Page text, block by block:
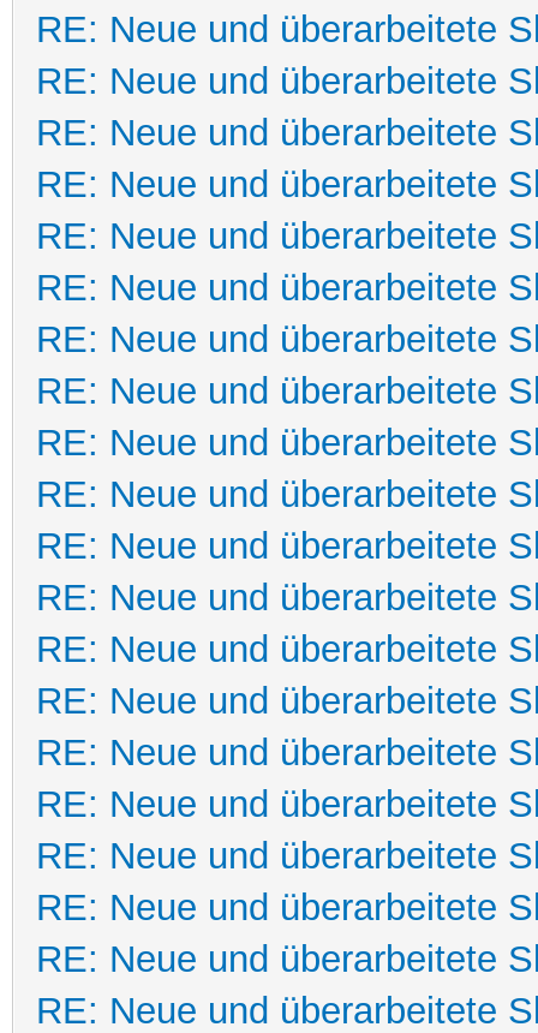
RE: Neue und überarbeitete
RE: Neue und überarbeitete
RE: Neue und überarbeitete
RE: Neue und überarbeitete
RE: Neue und überarbeitete
RE: Neue und überarbeitete
RE: Neue und überarbeitete
RE: Neue und überarbeitete
RE: Neue und überarbeitete
RE: Neue und überarbeitete
RE: Neue und überarbeitete
RE: Neue und überarbeitete
RE: Neue und überarbeitete
RE: Neue und überarbeitete
RE: Neue und überarbeitete
RE: Neue und überarbeitete
RE: Neue und überarbeitete
RE: Neue und überarbeitete
RE: Neue und überarbeitete
RE: Neue und überarbeitete